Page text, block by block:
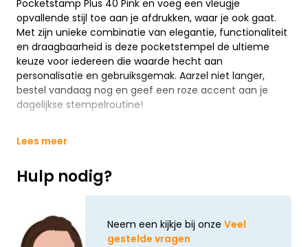
Pocketstamp Plus 40 Pink en voeg een vleugje
opvallende stijl toe aan je afdrukken, waar je ook gaat.
Met zijn unieke combinatie van elegantie, functionaliteit
en draagbaarheid is deze pocketstempel de ultieme
keuze voor iedereen die waarde hecht aan
personalisatie en gebruiksgemak. Aarzel niet langer,
bestel vandaag nog en geef een roze accent aan je
dagelijkse stempelroutine!
Lees meer
Hulp nodig?
Neem een kijkje bij onze Veel
gestelde vragen